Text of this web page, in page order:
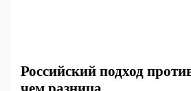
Российский подход